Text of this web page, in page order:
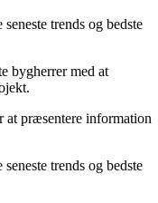
trends og bedste
bygherrer med at
præsentere information
trends og bedste